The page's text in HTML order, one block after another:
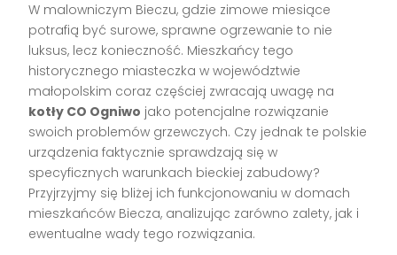
W malowniczym Bieczu, gdzie zimowe miesiące
potrafią być surowe, sprawne ogrzewanie to nie
luksus, lecz konieczność. Mieszkańcy tego
historycznego miasteczka w województwie
małopolskim coraz częściej zwracają uwagę na
kotły CO Ogniwo jako potencjalne rozwiązanie
swoich problemów grzewczych. Czy jednak te polskie
urządzenia faktycznie sprawdzają się w
specyficznych warunkach bieckiej zabudowy?
Przyjrzyjmy się bliżej ich funkcjonowaniu w domach
mieszkańców Biecza, analizując zarówno zalety, jak i
ewentualne wady tego rozwiązania.